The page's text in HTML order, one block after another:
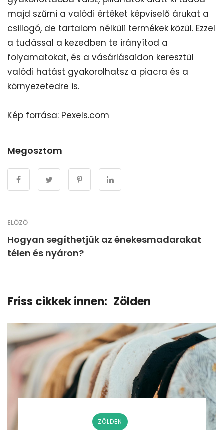
majd szűrni a valódi értéket képviselő árukat a
csillogó, de tartalom nélküli termékek közül. Ezzel
a tudással a kezedben te irányítod a
folyamatokat, és a vásárlásaidon keresztül
valódi hatást gyakorolhatsz a piacra és a
környezetedre is.
Kép forrása: Pexels.com
Megosztom
ELŐZŐ
Hogyan segíthetjük az énekesmadarakat
télen és nyáron?
Friss cikkek innen: Zölden
ZÖLDEN